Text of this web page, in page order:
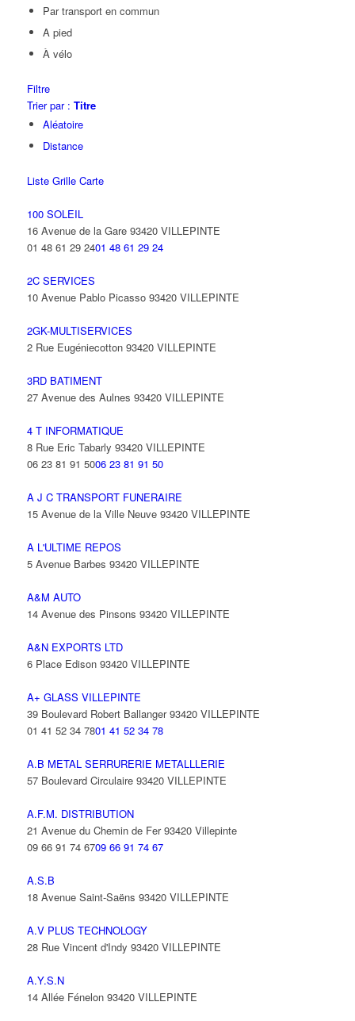
Par transport en commun
A pied
À vélo
Filtre
Trier par : Titre
Aléatoire
Distance
Liste Grille Carte
100 SOLEIL
16 Avenue de la Gare 93420 VILLEPINTE
01 48 61 29 2401 48 61 29 24
2C SERVICES
10 Avenue Pablo Picasso 93420 VILLEPINTE
2GK-MULTISERVICES
2 Rue Eugéniecotton 93420 VILLEPINTE
3RD BATIMENT
27 Avenue des Aulnes 93420 VILLEPINTE
4 T INFORMATIQUE
8 Rue Eric Tabarly 93420 VILLEPINTE
06 23 81 91 5006 23 81 91 50
A J C TRANSPORT FUNERAIRE
15 Avenue de la Ville Neuve 93420 VILLEPINTE
A L'ULTIME REPOS
5 Avenue Barbes 93420 VILLEPINTE
A&M AUTO
14 Avenue des Pinsons 93420 VILLEPINTE
A&N EXPORTS LTD
6 Place Edison 93420 VILLEPINTE
A+ GLASS VILLEPINTE
39 Boulevard Robert Ballanger 93420 VILLEPINTE
01 41 52 34 7801 41 52 34 78
A.B METAL SERRURERIE METALLLERIE
57 Boulevard Circulaire 93420 VILLEPINTE
A.F.M. DISTRIBUTION
21 Avenue du Chemin de Fer 93420 Villepinte
09 66 91 74 6709 66 91 74 67
A.S.B
18 Avenue Saint-Saëns 93420 VILLEPINTE
A.V PLUS TECHNOLOGY
28 Rue Vincent d'Indy 93420 VILLEPINTE
A.Y.S.N
14 Allée Fénelon 93420 VILLEPINTE